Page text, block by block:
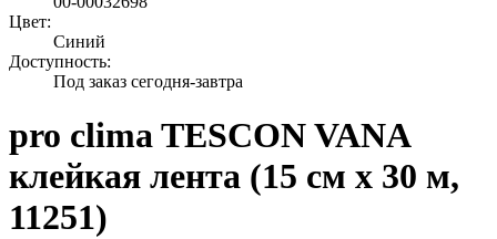
Цвет:
Синий
Доступность:
Под заказ сегодня-завтра
pro clima TESCON VANA
клейкая лента (15 см x 30 м,
11251)